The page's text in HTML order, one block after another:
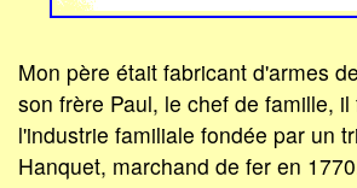
Mon père était fabricant d'armes
son frère Paul, le chef de famille,
l'industrie familiale fondée par un
Hanquet, marchand de fer en